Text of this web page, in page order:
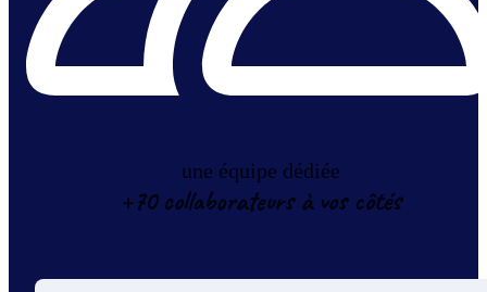
une équipe dédiée
+70 collaborateurs à vos côtés